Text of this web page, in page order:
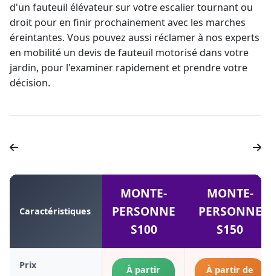
d'un fauteuil élévateursur votre escalier tournant ou
droit pour en finir prochainement avec les marches
éreintantes. Vous pouvez aussi réclamer à nos experts
en mobilité un devis de fauteuil motorisé dans votre
jardin, pour l'examiner rapidement et prendre votre
décision.
Caractéristiques
MONTE-
PERSONNE
S100
MONTE-
PERSONNE
S150
Prix
À partir
À partir de